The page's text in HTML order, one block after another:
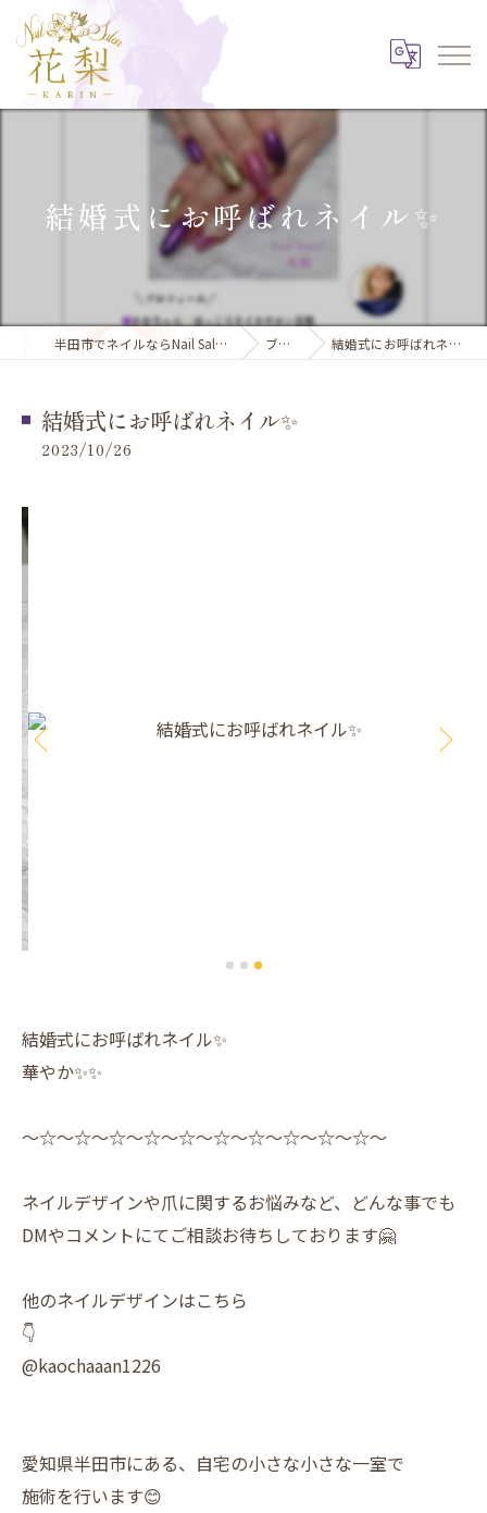
結婚式にお呼ばれネイル✨️
半田市でネイルならNail Salon 花梨 ブログ 結婚式にお呼ばれネイル✨️
結婚式にお呼ばれネイル✨️
2023/10/26
結婚式にお呼ばれネイル✨️
華やか✨️✨
〜☆〜☆〜☆〜☆〜☆〜☆〜☆〜☆〜☆〜☆〜
ネイルデザインや爪に関するお悩みなど、どんな事でも
DMやコメントにてご相談お待ちしております🤗
他のネイルデザインはこちら
👇
@kaochaaan1226
愛知県半田市にある、自宅の小さな小さな一室で
施術を行います😊